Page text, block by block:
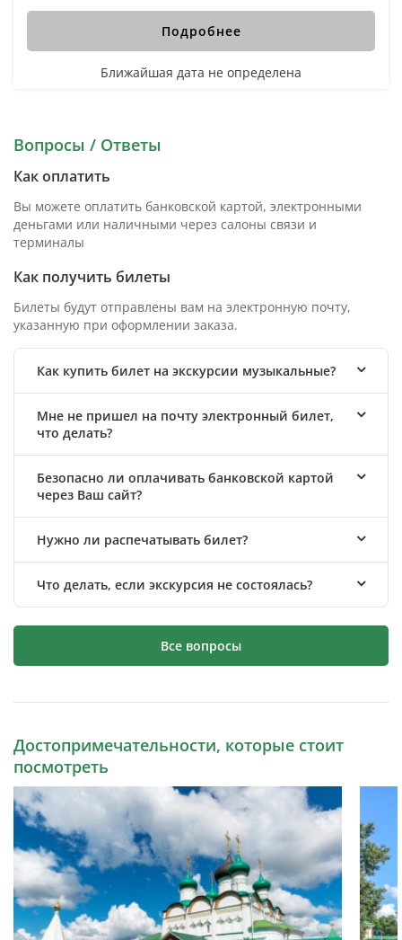
Подробнее
Ближайшая дата не определена
Вопросы / Ответы
Как оплатить
Вы можете оплатить банковской картой, электронными
деньгами или наличными через салоны связи и
терминалы
Как получить билеты
Билеты будут отправлены вам на электронную почту,
указанную при оформлении заказа.
Как купить билет на экскурсии музыкальные?
Мне не пришел на почту электронный билет,
что делать?
Безопасно ли оплачивать банковской картой
через Ваш сайт?
Нужно ли распечатывать билет?
Что делать, если экскурсия не состоялась?
Все вопросы
Достопримечательности, которые стоит
посмотреть